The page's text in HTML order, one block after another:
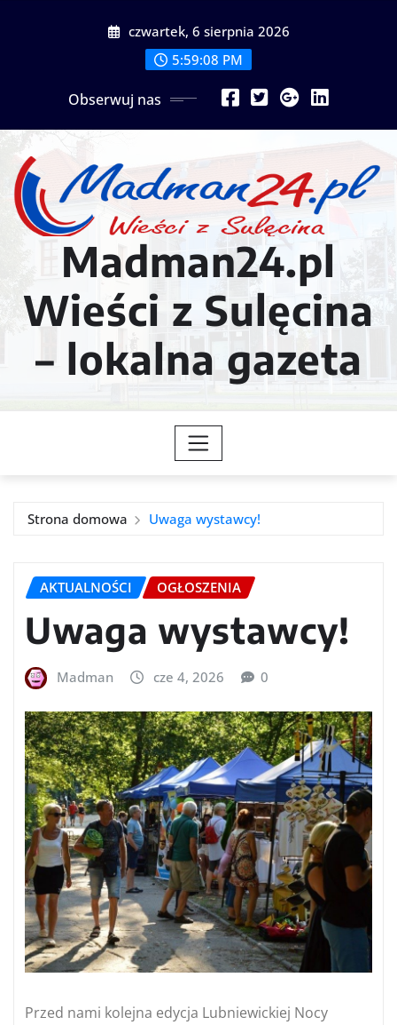
czwartek, 6 sierpnia 2026
5:59:11 PM
Obserwuj nas
Madman24.pl
Wieści z Sulęcina
– lokalna gazeta
Strona domowa Uwaga wystawcy!
AKTUALNOŚCI OGŁOSZENIA
Uwaga wystawcy!
Madman cze 4, 2026 0
Przed nami kolejna edycja Lubniewickiej Nocy